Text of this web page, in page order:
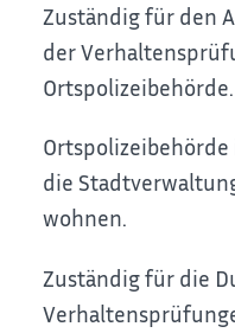
Zuständig für den
der
Ortspolizeibehörde.
die
wohnen.
Zuständig für die